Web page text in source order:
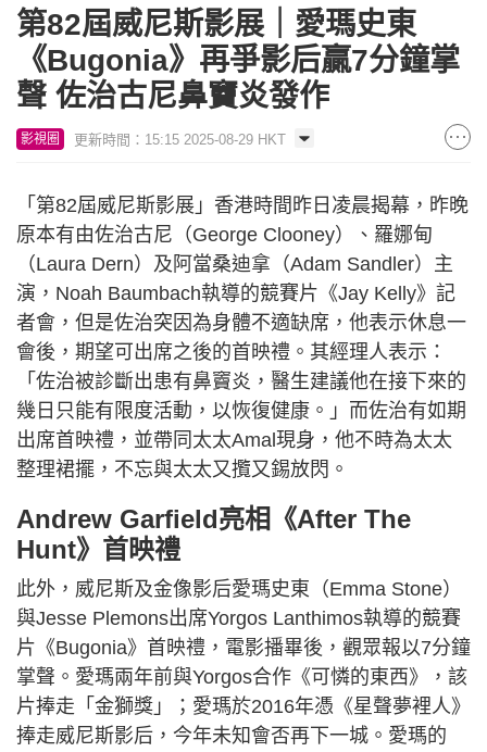
第82屆威尼斯影展｜愛瑪史東
《Bugonia》再爭影后贏7分鐘掌
聲 佐治古尼鼻竇炎發作
影視圈 更新時間：15:15 2025-08-29 HKT
「第82屆威尼斯影展」香港時間昨日凌晨揭幕，昨晚
原本有由佐治古尼（George Clooney）、羅娜甸
（Laura Dern）及阿當桑迪拿（Adam Sandler）主
演，Noah Baumbach執導的競賽片《Jay Kelly》記
者會，但是佐治突因為身體不適缺席，他表示休息一
會後，期望可出席之後的首映禮。其經理人表示：
「佐治被診斷出患有鼻竇炎，醫生建議他在接下來的
幾日只能有限度活動，以恢復健康。」而佐治有如期
出席首映禮，並帶同太太Amal現身，他不時為太太
整理裙擺，不忘與太太又攬又錫放閃。
Andrew Garfield亮相《After The
Hunt》首映禮
此外，威尼斯及金像影后愛瑪史東（Emma Stone）
與Jesse Plemons出席Yorgos Lanthimos執導的競賽
片《Bugonia》首映禮，電影播畢後，觀眾報以7分鐘
掌聲。愛瑪兩年前與Yorgos合作《可憐的東西》，該
片捧走「金獅獎」；愛瑪於2016年憑《星聲夢裡人》
捧走威尼斯影后，今年未知會否再下一城。愛瑪的